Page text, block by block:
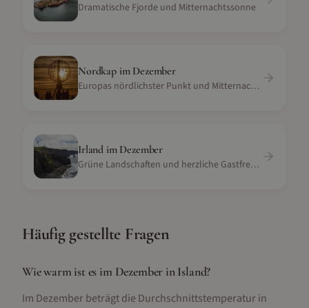
Dramatische Fjorde und Mitternachtssonne
Nordkapim Dezember
Europas nördlichster Punkt und Mitternachtssonne
Irland im Dezember
Grüne Landschaften und herzliche Gastfreundschaft
Häufig gestellte Fragen
Wie warm ist es im Dezember in Island?
Im Dezember beträgt die Durchschnittstemperatur in